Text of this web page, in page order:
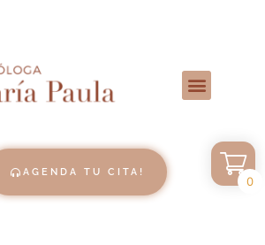
AGENDA TU CITA!
0